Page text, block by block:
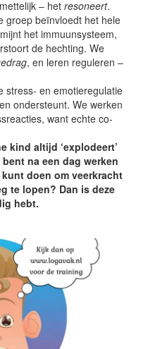
– het resoneert.
groep beïnvloedt het hele
het immuunsysteem,
de hechting. We
, en leren reguleren –
stress- en emotieregulatie
ondersteunt. We werken
want echte co-
kind altijd ‘explodeert’
na een dag werken
doen om veerkracht
te lopen? Dan is deze
hebt.